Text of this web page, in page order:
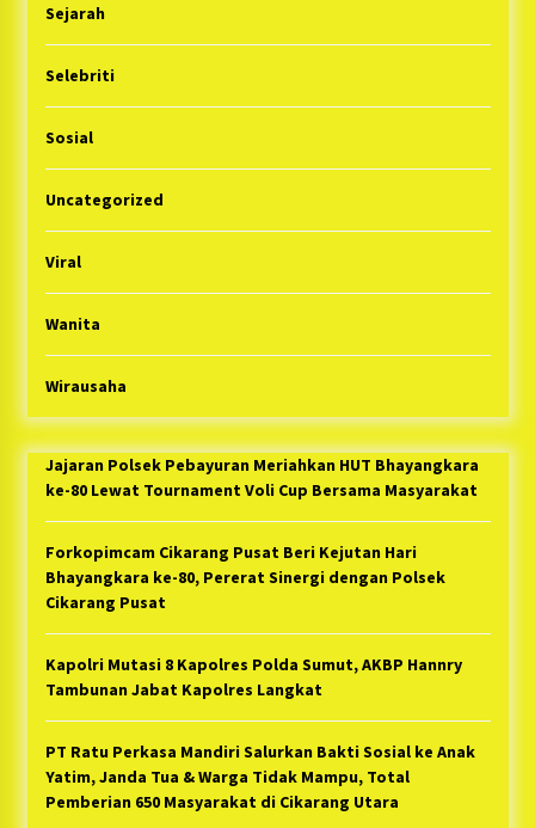
Sejarah
Selebriti
Sosial
Uncategorized
Viral
Wanita
Wirausaha
Jajaran Polsek Pebayuran Meriahkan HUT Bhayangkara
ke-80 Lewat Tournament Voli Cup Bersama Masyarakat
Forkopimcam Cikarang Pusat Beri Kejutan Hari
Bhayangkara ke-80, Pererat Sinergi dengan Polsek
Cikarang Pusat
Kapolri Mutasi 8 Kapolres Polda Sumut, AKBP Hannry
Tambunan Jabat Kapolres Langkat
PT Ratu Perkasa Mandiri Salurkan Bakti Sosial ke Anak
Yatim, Janda Tua & Warga Tidak Mampu, Total
Pemberian 650 Masyarakat di Cikarang Utara